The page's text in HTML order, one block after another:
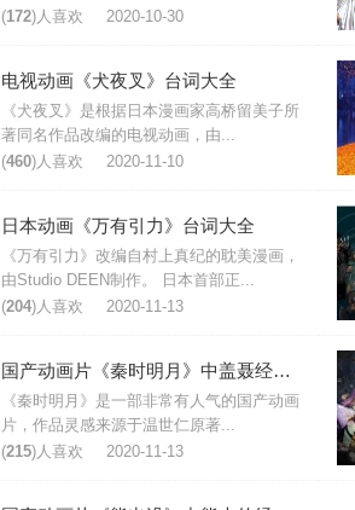
(172)人喜欢 2020-10-30
电视动画《犬夜叉》台词大全
《犬夜叉》是根据日本漫画家高桥留美子所
著同名作品改编的电视动画，由...
(460)人喜欢 2020-11-10
日本动画《万有引力》台词大全
《万有引力》改编自村上真纪的耽美漫画，
由Studio DEEN制作。 日本首部正...
(204)人喜欢 2020-11-13
国产动画片《秦时明月》中盖聂经典台词
《秦时明月》是一部非常有人气的国产动画
片，作品灵感来源于温世仁原著...
(215)人喜欢 2020-11-13